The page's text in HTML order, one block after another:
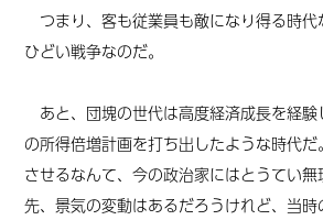
つまり、客も従業員も敵になり得る時
ひどい戦争なのだ。
あと、団塊の世代は高度経済成長を経
の所得倍増計画を打ち出したような時代
させるなんて、今の政治家にはとうてい
先、景気の変動はあるだろうけれど、当時